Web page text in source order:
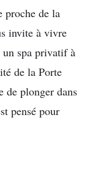
proche de la
invite à vivre
un spa privatif à
de la Porte
de plonger dans
pensé pour